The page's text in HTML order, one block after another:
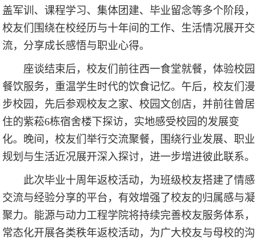
盖军训、课程学习、集体团建、毕业留念等多个阶段，
校友们围绕在校经历与十年间的工作、生活情况展开交
流，分享成长感悟与职业心得。
座谈结束后，校友们前往西一食堂就餐，体验校园
餐饮服务，重温学生时代的饮食记忆。午后，校友们漫
步校园，先后参观校友之家、校园文创店，并前往曾居
住的紫菘6栋宿舍楼下探访，实地感受校园的发展变
化。晚间，校友们举行交流聚餐，围绕行业发展、职业
规划与生活近况展开深入探讨，进一步增进彼此联系。
此次毕业十周年返校活动，为班级校友搭建了情感
交流与经验分享的平台，有效增强了校友的归属感与凝
聚力。能源与动力工程学院将持续完善校友服务体系，
常态化开展各类秩年返校活动，为广大校友与母校的沟